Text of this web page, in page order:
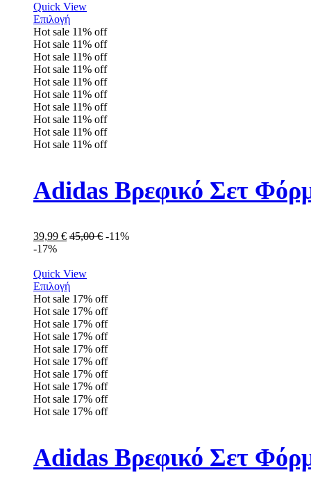
Quick View
Επιλογή
Hot sale 11% off
Hot sale 11% off
Hot sale 11% off
Hot sale 11% off
Hot sale 11% off
Hot sale 11% off
Hot sale 11% off
Hot sale 11% off
Hot sale 11% off
Hot sale 11% off
Adidas Βρεφικό Σετ
39,99 € 45,00€ -11%
-17%
Quick View
Επιλογή
Hot sale 17% off
Hot sale 17% off
Hot sale 17% off
Hot sale 17% off
Hot sale 17% off
Hot sale 17% off
Hot sale 17% off
Hot sale 17% off
Hot sale 17% off
Hot sale 17% off
Adidas Βρεφικό Σετ